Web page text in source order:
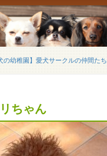
の幼稚園】愛犬サークルの仲間たち
ちゃん